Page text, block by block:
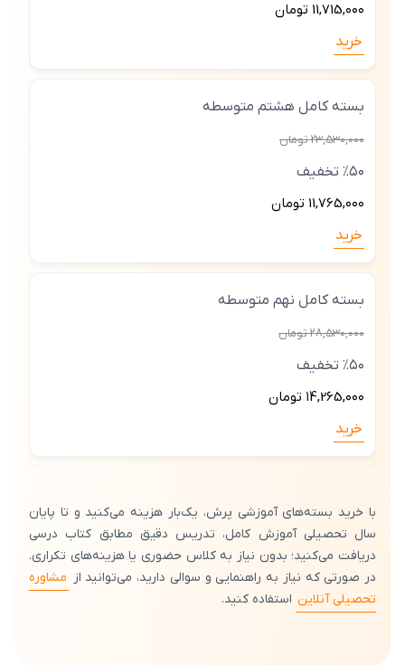
11,715,۰۰۰ تومان
خرید
بسته کامل هشتم متوسطه
23,53۰,۰۰۰ تومان
٪۵۰ تخفیف
11,765,۰۰۰ تومان
خرید
بسته کامل نهم متوسطه
۲8,53۰,۰۰۰ تومان
٪۵۰ تخفیف
۱4,265,۰۰۰ تومان
خرید
با خرید بسته‌های آموزشی پرش، یک‌بار هزینه می‌کنید و تا پایان
سال تحصیلی آموزش کامل، تدریس دقیق مطابق کتاب درسی
دریافت می‌کنید؛ بدون نیاز به کلاس حضوری یا هزینه‌های تکراری.
در صورتی که نیاز به راهنمایی و سوالی دارید، می‌توانید از مشاوره
تحصیلی آنلاین استفاده کنید.